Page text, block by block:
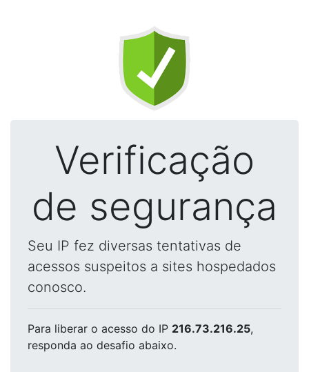
Verificação
de segurança
Seu IP fez diversas tentativas de
acessos suspeitos a sites hospedados
conosco.
Para liberar o acesso do IP 216.73.216.25,
responda ao desafio abaixo.